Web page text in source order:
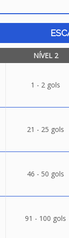
NÍVEL 2
1 - 2 gols
21 - 25 gols
46 - 50 gols
91 - 100 gols